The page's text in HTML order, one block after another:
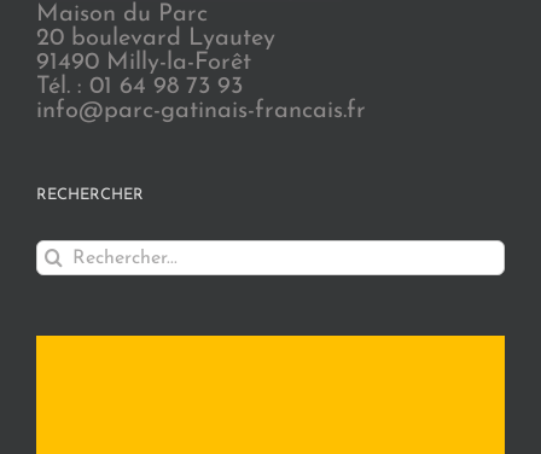
Maison du Parc
20 boulevard Lyautey
91490 Milly-la-Forêt
Tél. : 01 64 98 73 93
info@parc-gatinais-francais.fr
RECHERCHER
Rechercher: